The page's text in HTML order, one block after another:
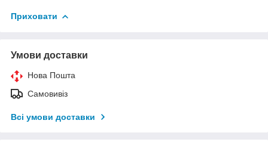
Приховати
Умови доставки
Нова Пошта
Самовивіз
Всі умови доставки